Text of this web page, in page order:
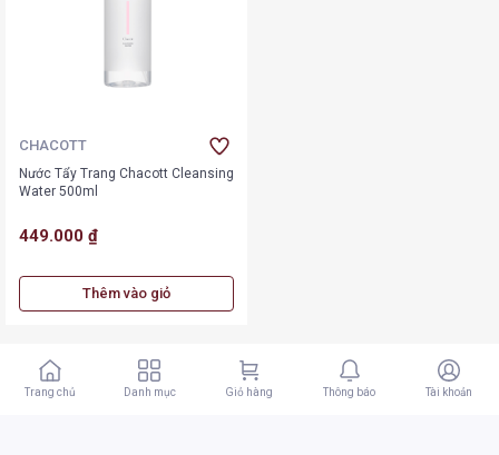
CHACOTT
Nước Tẩy Trang Chacott Cleansing
Water 500ml
449.000 ₫
Thêm vào giỏ
Trang chủ Danh mục Giỏ hàng Thông báo Tài khoản